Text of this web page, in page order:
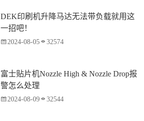
DEK印刷机升降马达无法带负载就用这
一招吧！
2024-08-05 32574
富士贴片机Nozzle High & Nozzle Drop报
警怎么处理
2024-08-09 32544